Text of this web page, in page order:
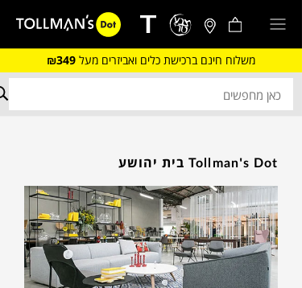
משלוח חינם ברכישת כלים ואביזרים מעל ₪349
Tollman's Dot בית יהושע